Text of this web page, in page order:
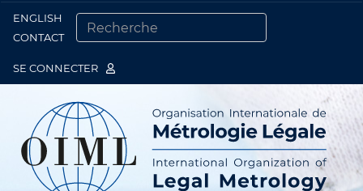
ENGLISH
CONTACT
SE CONNECTER